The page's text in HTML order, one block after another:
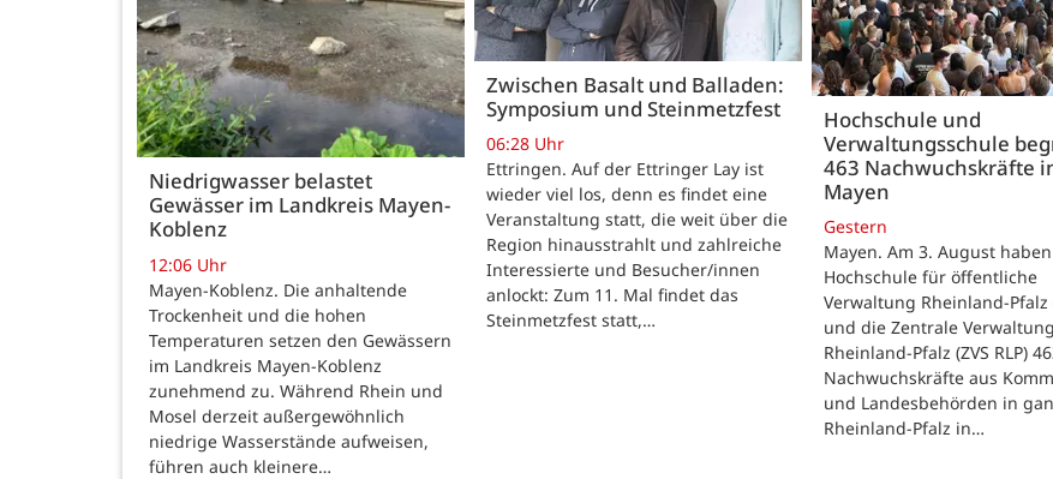
Niedrigwasser belastet
Gewässer im Landkreis Mayen-
Koblenz
12:06 Uhr
Mayen-Koblenz. Die anhaltende
Trockenheit und die hohen
Temperaturen setzen den Gewässern
im Landkreis Mayen-Koblenz
zunehmend zu. Während Rhein und
Mosel derzeit außergewöhnlich
niedrige Wasserstände aufweisen,
führen auch kleinere…
Zwischen Basalt und Balladen:
Symposium und Steinmetzfest
06:28 Uhr
Ettringen. Auf der Ettringer Lay ist
wieder viel los, denn es findet eine
Veranstaltung statt, die weit über die
Region hinausstrahlt und zahlreiche
Interessierte und Besucher/innen
anlockt: Zum 11. Mal findet das
Steinmetzfest statt,…
Hochschule und
Verwaltungsschule
463 Nachwuchskräfte
Mayen
Gestern
Mayen. Am 3. August
Hochschule für öffentliche
Verwaltung Rheinland-Pfalz
und die Zentrale
Rheinland-Pfalz (ZVS RLP)
Nachwuchskräfte aus
und Landesbehörden in
Rheinland-Pfalz in…